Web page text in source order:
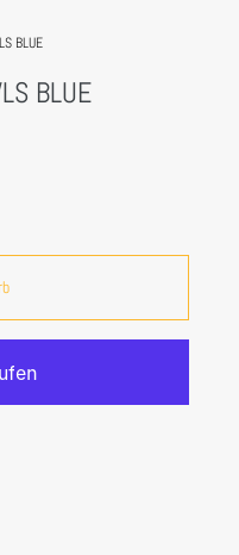
BLUE
BLUE